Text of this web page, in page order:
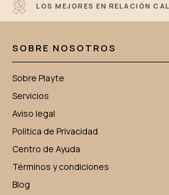
LOS MEJORES EN RELACIÓN
SOBRE NOSOTROS
Sobre Playte
Servicios
Aviso legal
Politica de Privacidad
Centro de Ayuda
Términos y condiciones
Blog